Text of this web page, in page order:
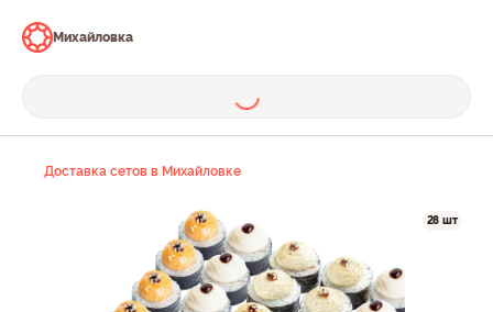
Михайловка
Доставка сетов в Михайловке
28 шт